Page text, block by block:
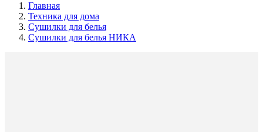
Главная
Техника для дома
Сушилки для белья
Сушилки для белья НИКА